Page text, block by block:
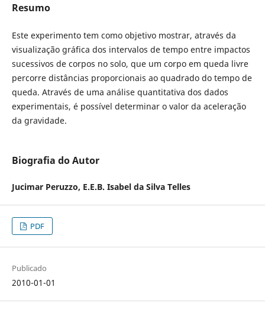
Resumo
Este experimento tem como objetivo mostrar, através da
visualização gráfica dos intervalos de tempo entre impactos
sucessivos de corpos no solo, que um corpo em queda livre
percorre distâncias proporcionais ao quadrado do tempo de
queda. Através de uma análise quantitativa dos dados
experimentais, é possível determinar o valor da aceleração
da gravidade.
Biografia do Autor
Jucimar Peruzzo, E.E.B. Isabel da Silva Telles
PDF
Publicado
2010-01-01